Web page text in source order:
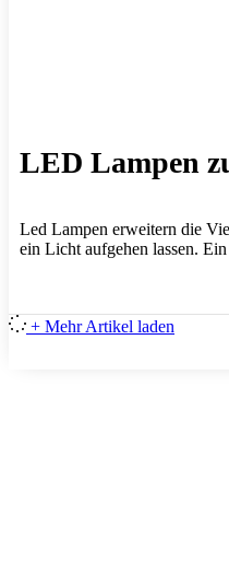
LED Lampen
Led Lampen erweitern die
ein Licht aufgehen lassen.
+ Mehr Artikel laden